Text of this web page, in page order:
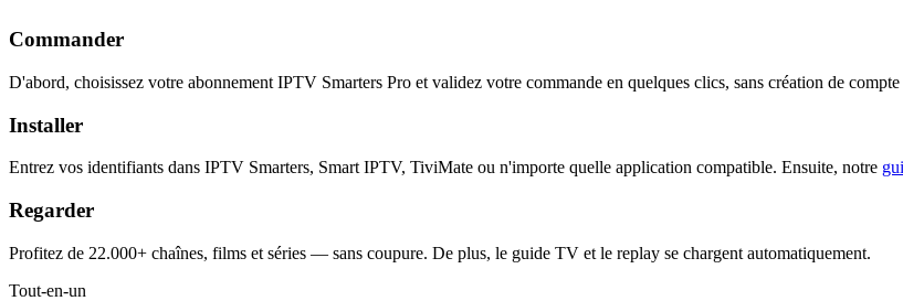
Commander
D'abord, choisissez votre abonnement IPTV Smarters Pro et validez votre commande en quelques clics, sans création de
Installer
Entrez vos identifiants dans IPTV Smarters, Smart IPTV, TiviMate ou n'importe quelle application compatible. Ensuite, notre
Regarder
Profitez de 22.000+ chaînes, films et séries — sans coupure. De plus, le guide TV et le replay se chargent automatiquement.
Tout-en-un